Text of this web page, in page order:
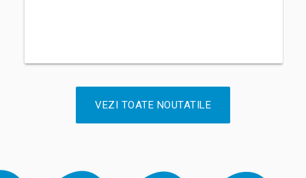
VEZI TOATE NOUTATILE